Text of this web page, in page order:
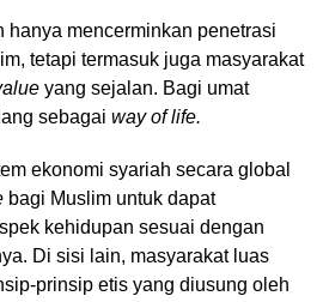
hanya mencerminkan penetrasi
tetapi termasuk juga masyarakat
yang sejalan. Bagi umat
sebagai way of life.
ekonomi syariah secara global
bagi Muslim untuk dapat
kehidupan sesuai dengan
Di sisi lain, masyarakat luas
prinsip etis yang diusung oleh